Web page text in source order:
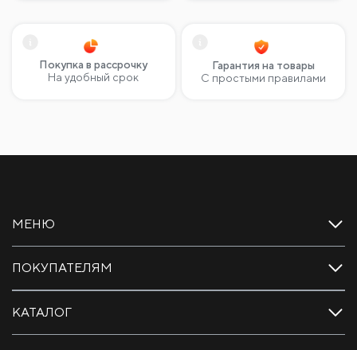
Покупка в рассрочку
На удобный срок
Гарантия на товары
С простыми правилами
КАТАЛОГ
ПОКУПАТЕЛЯМ
МЕНЮ